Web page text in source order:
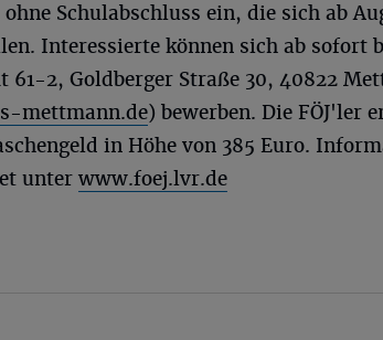
Schulabschluss ein, die sich ab
Interessierte können sich ab sofort
61-2, Goldberger Straße 30, 40822
mettmann.de) bewerben. Die FÖJ'ler
in Höhe von 385 Euro.
unter www.foej.lvr.de